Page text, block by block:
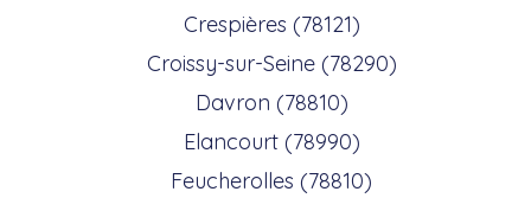
Crespières (78121)
Croissy-sur-Seine (78290)
Davron (78810)
Elancourt (78990)
Feucherolles (78810)